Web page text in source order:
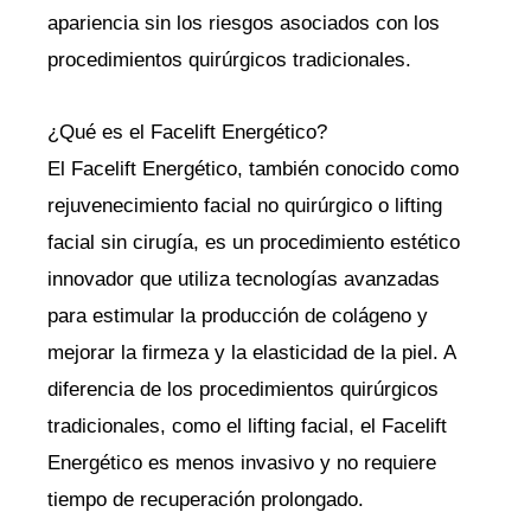
apariencia sin los riesgos asociados con los
procedimientos quirúrgicos tradicionales.
¿Qué es el Facelift Energético?
El Facelift Energético, también conocido como
rejuvenecimiento facial no quirúrgico o lifting
facial sin cirugía, es un procedimiento estético
innovador que utiliza tecnologías avanzadas
para estimular la producción de colágeno y
mejorar la firmeza y la elasticidad de la piel. A
diferencia de los procedimientos quirúrgicos
tradicionales, como el lifting facial, el Facelift
Energético es menos invasivo y no requiere
tiempo de recuperación prolongado.